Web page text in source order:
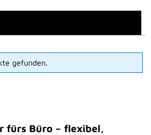
gefunden.
fürs Büro – flexibel,